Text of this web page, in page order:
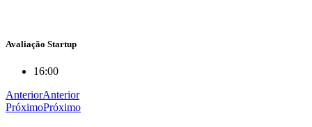
Avaliação Startup
16:00
AnteriorAnterior
PróximoPróximo